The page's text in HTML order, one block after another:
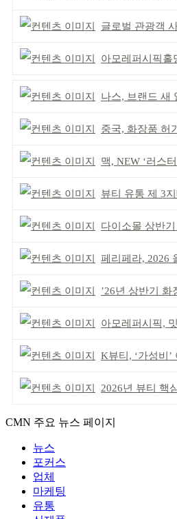
글로벌 관광객
아모레퍼시픽홀딩스,
나스, 브랜드 새 얼
중국, 화장품 허가·등
맥, NEW ‘러스터글
뷰티 유통 제 3
다이소몰 상반
페리페라, 2026 올
’26년 상반기 화장품
아모레퍼시픽, 밋유
K뷰티, ‘가성비’ 아닌
2026년 뷰티 핵심
CMN 주요 뉴스 페이지
뉴스
포커스
업체
마케팅
유통